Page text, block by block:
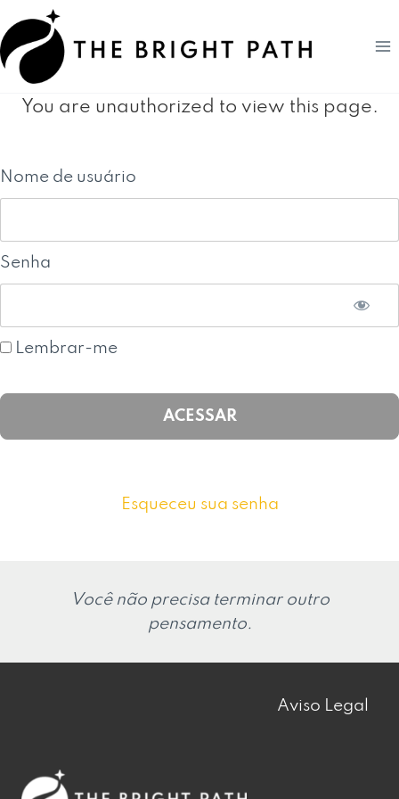
para
o
Conteúdo
You are unauthorized to view this page.
Nome de usuário
Senha
Lembrar-me
Esqueceu sua senha
Você não precisa terminar outro
pensamento.
Aviso Legal